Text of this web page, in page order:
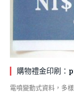
購物禮金印刷
電噴變動式資料，多